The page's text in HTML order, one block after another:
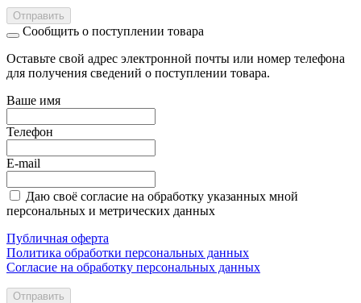
Отправить
Сообщить о поступлении товара
Оставьте свой адрес электронной почты или номер телефона
для получения сведений о поступлении товара.
Ваше имя
Телефон
E-mail
Даю своё согласие на обработку указанных мной
персональных и метрических данных
Публичная оферта
Политика обработки персональных данных
Согласие на обработку персональных данных
Отправить